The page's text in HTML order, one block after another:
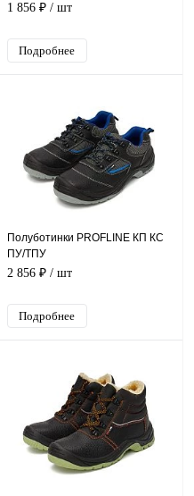
1 856 ₽ / шт
Подробнее
Полуботинки PROFLINE КП КС
ПУ/ТПУ
2 856 ₽ / шт
Подробнее